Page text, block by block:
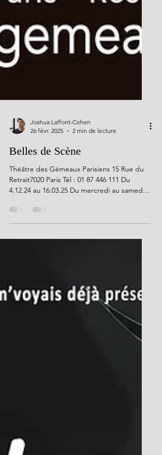
26 févr. 2025
2 min de lecture
Belles de Scène
Théâtre des Gémeaux Parisiens 15 Rue du
4.12.24 au 16.03.25 Du mercredi au samedi
► 21h Le...